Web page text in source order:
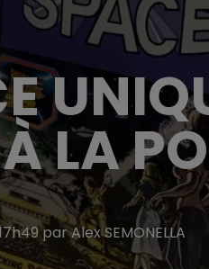
LA
par Alex SEMONELLA